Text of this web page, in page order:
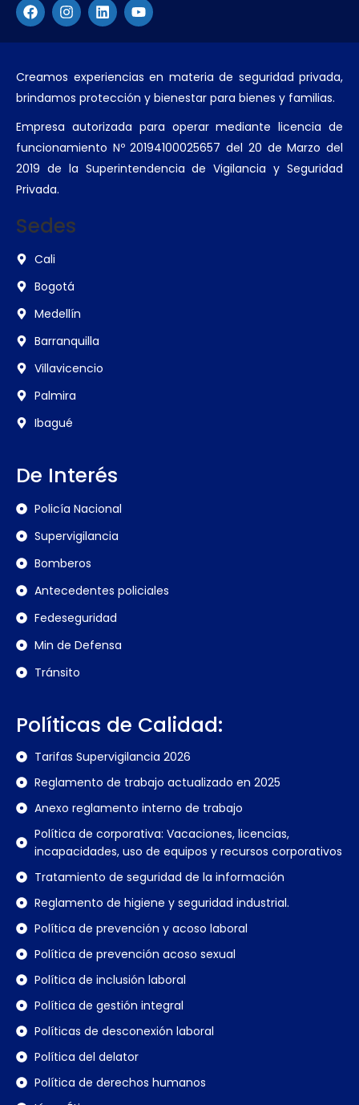
Creamos experiencias en materia de seguridad privada,
brindamos protección y bienestar para bienes y familias.
Empresa autorizada para operar mediante licencia de
funcionamiento Nº 20194100025657 del 20 de Marzo del
2019 de la Superintendencia de Vigilancia y Seguridad
Privada.
Sedes
Cali
Bogotá
Medellín
Barranquilla
Villavicencio
Palmira
Ibagué
De Interés
Policía Nacional
Supervigilancia
Bomberos
Antecedentes policiales
Fedeseguridad
Min de Defensa
Tránsito
Políticas de Calidad:
Tarifas Supervigilancia 2026
Reglamento de trabajo actualizado en 2025
Anexo reglamento interno de trabajo
Política de corporativa: Vacaciones, licencias,
incapacidades, uso de equipos y recursos corporativos
Tratamiento de seguridad de la información
Reglamento de higiene y seguridad industrial.
Política de prevención y acoso laboral
Política de prevención acoso sexual
Política de inclusión laboral
Política de gestión integral
Políticas de desconexión laboral
Política del delator
Política de derechos humanos